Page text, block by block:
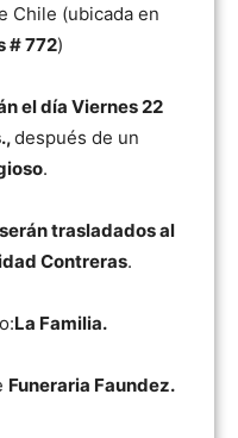
Chile (ubicada en
# 772)
el día Viernes 22
después de un
.
trasladados al
Contreras.
La Familia.
Funeraria Faundez.